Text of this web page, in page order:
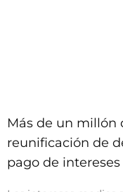
Más de un millón
reunificación de
pago de intereses